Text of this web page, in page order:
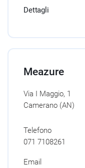
Dettagli
Meazure
Via I Maggio, 1
Camerano (AN)
Telefono
071 7108261
Email